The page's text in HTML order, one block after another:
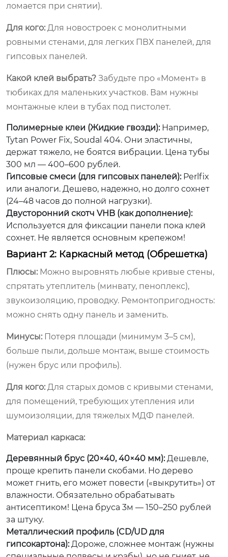
ломается при снятии).
Для кого: Для новостроек с монолитными
ровными стенами, для легких ПВХ панелей, для
гипсовых панелей.
Какой клей выбрать? Забудьте про «Момент» в
тюбиках для маленьких участков. Вам нужны
монтажные клеи в тубах под пистолет.
Полимерные клеи (Жидкие гвозди):Например,
Tytan Power Fix, Soudal 404. Они эластичны,
держат тяжело, не боятся вибрации. Цена тубы
300 мл — 400–600 рублей.
Гипсовые смеси (для гипсовых панелей):Perlfix
или аналоги. Дешево, надежно, но долго сохнет
(24–48 часов до полной нагрузки).
Двусторонний скотч VHB (как дополнение):
Используется для фиксации панели пока клей
сохнет. Не является основным крепежом!
Вариант 2: Каркасный метод (Обрешетка)
Плюсы: Можно выровнять любые кривые стены,
спрятать утеплитель (минвату, пеноплекс),
звукоизоляцию, проводку. Ремонтопригодность:
можно снять одну панель и заменить.
Минусы: Потеря площади (минимум 3–5 см),
больше пыли, дольше монтаж, выше стоимость
(нужен брус или профиль).
Для кого: Для старых домов с кривыми стенами,
для помещений, требующих утепления или
шумоизоляции, для тяжелых МДФ панелей.
Материал каркаса:
Деревянный брус (20×40, 40×40 мм):Дешевле,
проще крепить панели скобами. Но дерево
может гнить, его может повести («выкрутить») от
влажности. Обязательно обрабатывать
антисептиком! Цена бруса 3м — 150–250 рублей
за штуку.
Металлический профиль (CD/UD для
гипсокартона):Дороже, сложнее монтаж (нужны